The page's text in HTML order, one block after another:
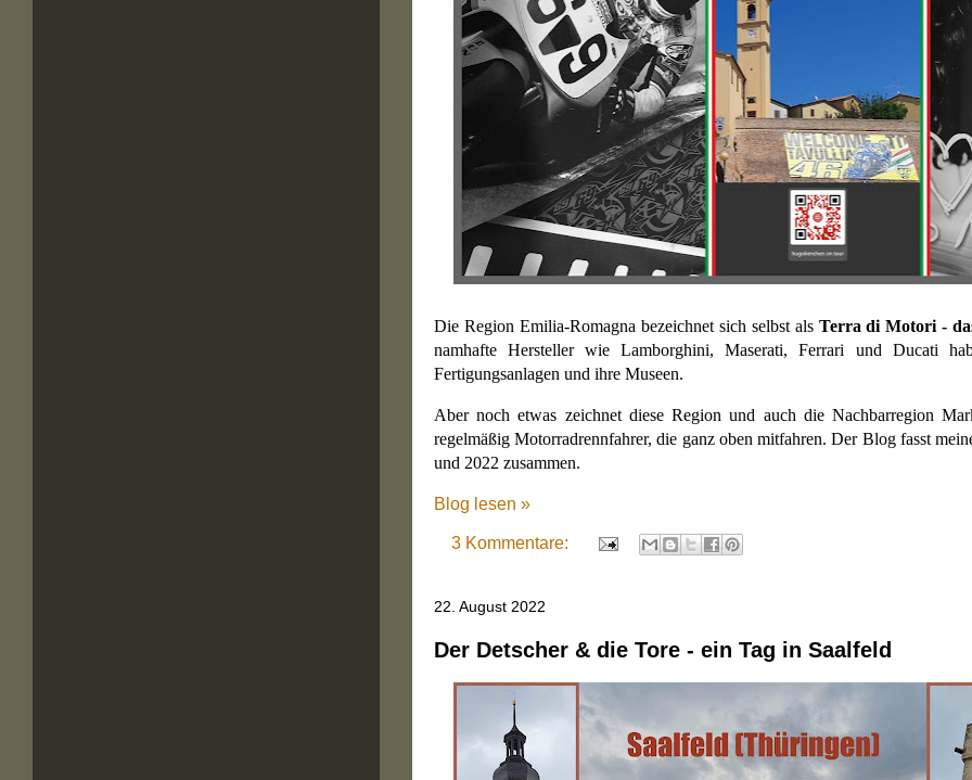
Die Region Emilia-Romagna bezeichnet sich selbst als Terra di Motori -
namhafte Hersteller wie Lamborghini, Maserati, Ferrari und Ducati
Fertigungsanlagen und ihre Museen.
Aber noch etwas zeichnet diese Region und auch die Nachbarregion
regelmäßig Motorradrennfahrer, die ganz oben mitfahren. Der Blog fasst
und 2022 zusammen.
Blog lesen »
3 Kommentare:
22. August 2022
Der Detscher & die Tore - ein Tag in Saalfeld